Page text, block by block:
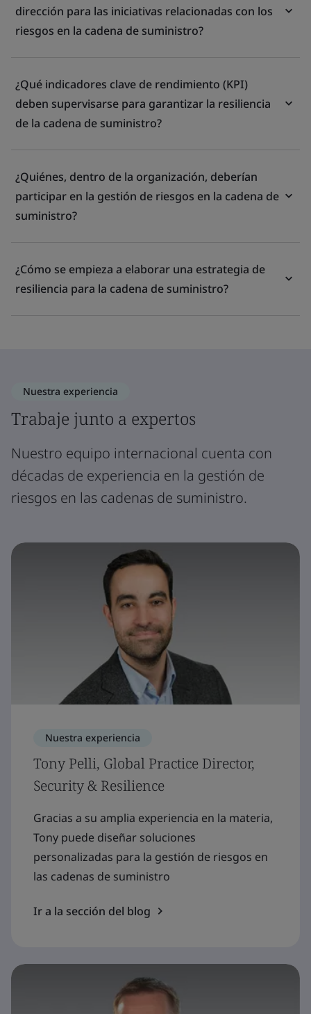
dirección para las iniciativas relacionadas con los
riesgos en la cadena de suministro?
¿Qué indicadores clave de rendimiento (KPI)
deben supervisarse para garantizar la resiliencia
de la cadena de suministro?
¿Quiénes, dentro de la organización, deberían
participar en la gestión de riesgos en la cadena de
suministro?
¿Cómo se empieza a elaborar una estrategia de
resiliencia para la cadena de suministro?
Nuestra experiencia
Trabaje junto a expertos
Nuestro equipo internacional cuenta con
décadas de experiencia en la gestión de
riesgos en las cadenas de suministro.
Nuestra experiencia
Tony Pelli, Global Practice Director,
Security & Resilience
Gracias a su amplia experiencia en la materia,
Tony puede diseñar soluciones
personalizadas para la gestión de riesgos en
las cadenas de suministro
Ir a la sección del blog